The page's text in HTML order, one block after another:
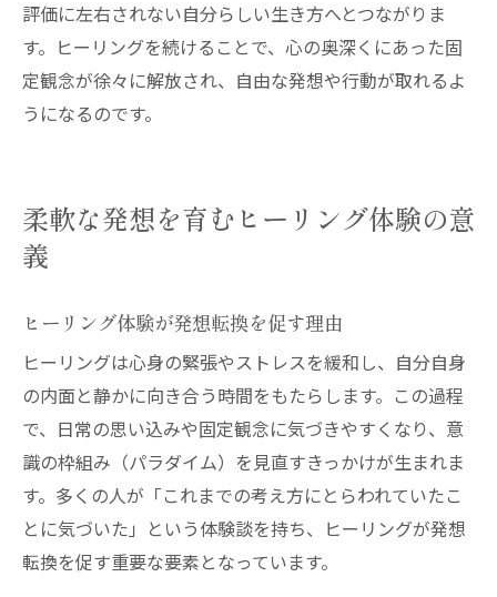
評価に左右されない自分らしい生き方へとつながりま
す。ヒーリングを続けることで、心の奥深くにあった固
定観念が徐々に解放され、自由な発想や行動が取れるよ
うになるのです。
柔軟な発想を育むヒーリング体験の意
義
ヒーリング体験が発想転換を促す理由
ヒーリングは心身の緊張やストレスを緩和し、自分自身
の内面と静かに向き合う時間をもたらします。この過程
で、日常の思い込みや固定観念に気づきやすくなり、意
識の枠組み（パラダイム）を見直すきっかけが生まれま
す。多くの人が「これまでの考え方にとらわれていたこ
とに気づいた」という体験談を持ち、ヒーリングが発想
転換を促す重要な要素となっています。